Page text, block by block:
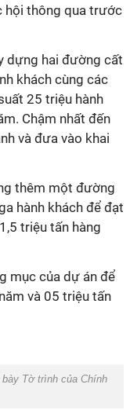
hội thông qua trước
dựng hai đường cất
khách cùng các
25 triệu hành
Chậm nhất đến
và đưa vào khai
thêm một đường
hành khách để đạt
triệu tấn hàng
mục của dự án để
và 05 triệu tấn
Tờ trình của Chính